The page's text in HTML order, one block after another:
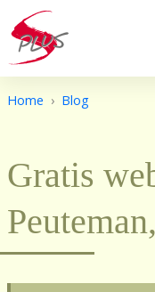
Home Blog
Gratis